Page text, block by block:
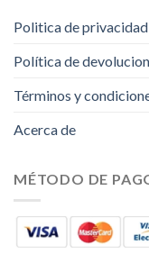
Politica de privacidad
Política de
Términos y
Acerca de
MÉTODO DE